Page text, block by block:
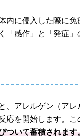
内に侵入した際に
「感作」と「発症」
、アレルゲン（ア
応を開始します。こ
ついて蓄積されます